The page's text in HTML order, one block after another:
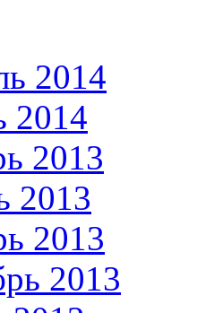
2014
2014
2013
2013
2013
2013